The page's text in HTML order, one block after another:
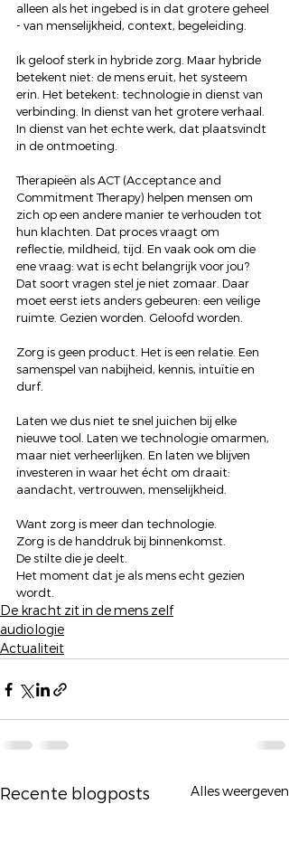
alleen als het ingebed is in dat grotere geheel
- van menselijkheid, context, begeleiding.
Ik geloof sterk in hybride zorg. Maar hybride
betekent niet: de mens eruit, het systeem
erin. Het betekent: technologie in dienst van
verbinding. In dienst van het grotere verhaal.
In dienst van het echte werk, dat plaatsvindt
in de ontmoeting.
Therapieën als ACT (Acceptance and
Commitment Therapy) helpen mensen om
zich op een andere manier te verhouden tot
hun klachten. Dat proces vraagt om
reflectie, mildheid, tijd. En vaak ook om die
ene vraag: wat is echt belangrijk voor jou?
Dat soort vragen stel je niet zomaar. Daar
moet eerst iets anders gebeuren: een veilige
ruimte. Gezien worden. Geloofd worden.
Zorg is geen product. Het is een relatie. Een
samenspel van nabijheid, kennis, intuïtie en
durf.
Laten we dus niet te snel juichen bij elke
nieuwe tool. Laten we technologie omarmen,
maar niet verheerlijken. En laten we blijven
investeren in waar het écht om draait:
aandacht, vertrouwen, menselijkheid.
Want zorg is meer dan technologie.
Zorg is de handdruk bij binnenkomst.
De stilte die je deelt.
Het moment dat je als mens echt gezien
wordt.
De kracht zit in de mens zelf
audiologie
Actualiteit
Recente blogposts Alles weergeven